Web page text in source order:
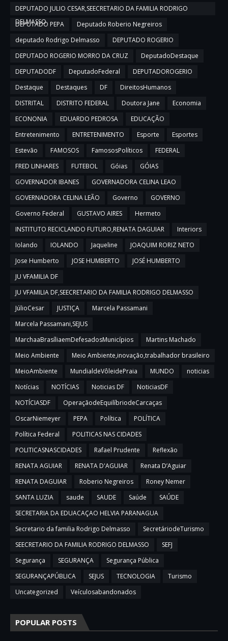
DEPUTADO JULIO CESAR,SEECRETARIO DA FAMILIA RODRIGO
DELMASSO
DEPUTADO PEPA
Deputado Roberio Negreiros
deputado Rodrigo Delmasso
DEPUTADO ROGERIO
DEPUTADO ROGERIO MORRO DA CRUZ
DeputadoDestaque
DEPUTADODF
DeputadoFederal
DEPUTADOROGERIO
Destaque
Destaques DF
DireitosHumanos
DISTRITAL
DISTRITO FEDERAL Doutora Jane
Economia
ECONONIA
EDUARDO PEDROSA
EDUCAÇÃO
Entretenimento
ENTRETENIMENTO Esporte
Esportes
Estevão
FAMOSOS FamososPolíticos
FEDERAL
FRED LINHARES
FUTEBOL Góias
GÓIAS
GOVERNADOR IBANES
GOVERNADORA CELINA LEAO
GOVERNADORA CELINA LEÃO
Governo
GOVERNO
Governo Federal
GUSTAVO AIRES
Hermeto
INSTITUTO RECICLANDO FUTURO,RENATA DAGUIAR
Interiors
Iolando
IOLANDO Jaqueline
JOAQUIM RORIZ NETO
Jose Humberto
JOSE HUMBERTO
JOSÉ HUMBERTO
JU VFAMILIA DF
JU VFAMILIA DF,SEECRETARIO DA FAMILIA RODRIGO DELMASSO
JúlioCesar
JUSTIÇA
Marcela Passamani
Marcela Passamani,SEJUS
MarchaaBrasíliaemDefesadosMunicípios
Martins Machado
Meio Ambiente
Meio Ambiente,inovação,trabalhador brasileiro
MeioAmbiente
MundialdeVôleidePraia MUNDO
noticias
Notícias
NOTÍCIAS Noticias DF
NoticiasDF
NOTÍCIASDF
OperaçãodeEquilíbriodeCarcaças
OscarNiemeyer
PEPA Política
POLÍTICA
Política Federal
POLITICAS NAS CIDADES
POLITICASNASCIDADES
Rafael Prudente
Reflexão
RENATA AGUIAR
RENATA D'AGUIAR
Renata D’Aguiar
RENATA DAGUIAR
Roberio Negreiros
Roney Nemer
SANTA LUZIA
saude SAUDE Saúde
SAÚDE
SECRETARIA DA EDUACAÇAO HELVIA PARANAGUA
Secretario da familia Rodrigo Delmasso
SecretáriodeTurismo
SEECRETARIO DA FAMILIA RODRIGO DELMASSO
SEFJ
Segurança
SEGURANÇA
Segurança Pública
SEGURANÇAPÚBLICA
SEJUS TECNOLOGIA
Turismo
Uncategorized
Veículosabandonados
POPULAR POSTS